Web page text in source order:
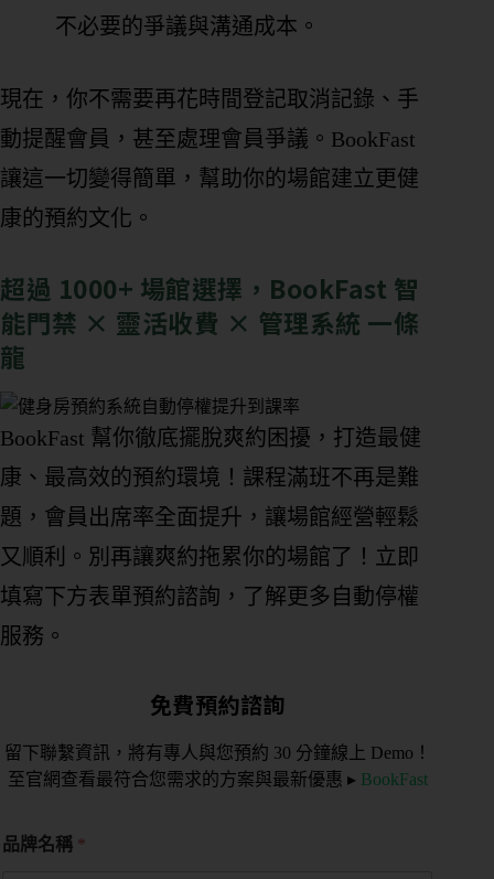
不必要的爭議與溝通成本。
現在，你不需要再花時間登記取消記錄、手
動提醒會員，甚至處理會員爭議。BookFast
讓這一切變得簡單，幫助你的場館建立更健
康的預約文化。
超過 1000+ 場館選擇，BookFast 智
能門禁 × 靈活收費 × 管理系統 一條
龍
BookFast 幫你徹底擺脫爽約困擾，打造最健
康、最高效的預約環境！課程滿班不再是難
題，會員出席率全面提升，讓場館經營輕鬆
又順利。別再讓爽約拖累你的場館了！立即
填寫下方表單預約諮詢，了解更多自動停權
服務。
免費預約諮詢
留下聯繫資訊，將有專人與您預約 30 分鐘線上 Demo！
至官網查看最符合您需求的方案與最新優惠 ▸ BookFast
品牌名稱 *